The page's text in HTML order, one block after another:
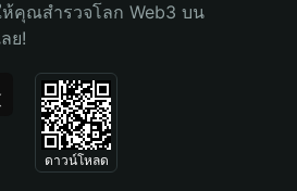
ห้คุณสำรวจโลก Web3 บน
ย!
ดาวน์โหลด